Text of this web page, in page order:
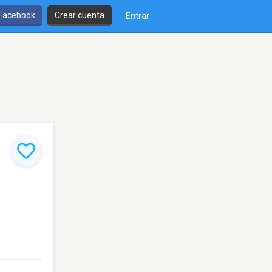
Crear cuenta Entrar